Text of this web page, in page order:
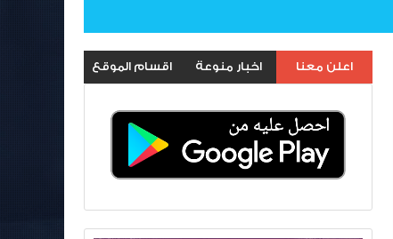
اعلن معنا اخبار منوعة اقسام الموقع